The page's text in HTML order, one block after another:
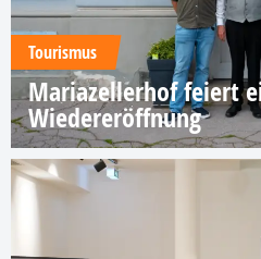
Tourismus
Mariazellerhof feiert
Wiedereröffnung